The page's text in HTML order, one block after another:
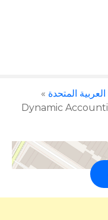
المتحدة »
Dynamic